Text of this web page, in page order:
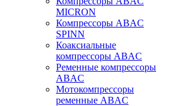
MICRON
Компрессоры ABAC
SPINN
Коаксиальные
компрессоры ABAC
Ременные компрессоры
ABAC
Мотокомпрессоры
ременные ABAC